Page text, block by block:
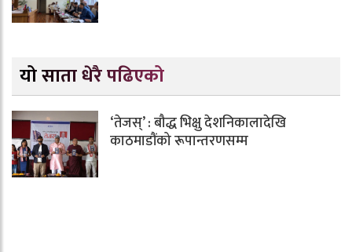
यो साता धेरै पढिएको
‘तेजस्’ : बौद्ध भिक्षु देशनिकालादेखि
काठमाडौंको रूपान्तरणसम्म